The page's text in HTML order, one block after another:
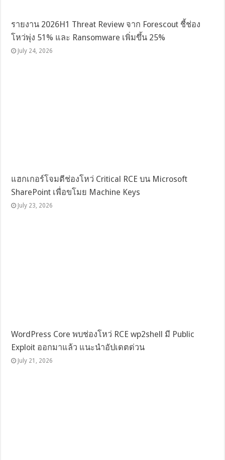
รายงาน 2026H1 Threat Review จาก Forescout ชี้ช่อง
โหว่พุ่ง 51% และ Ransomware เพิ่มขึ้น 25%
July 24, 2026
แฮกเกอร์โจมตีช่องโหว่ Critical RCE บน Microsoft
SharePoint เพื่อขโมย Machine Keys
July 23, 2026
WordPress Core พบช่องโหว่ RCE wp2shell มี Public
Exploit ออกมาแล้ว แนะนำอัปเดตด่วน
July 21, 2026